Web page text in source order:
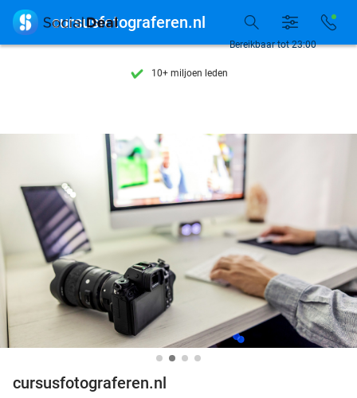
7 dagen per week beschikbaar
10+ miljoen leden
7 dagen per week beschikbaar
10+ miljoen leden
Bereikbaar tot 23:00
 cursusfotograferen.nl
cursusfotograferen.nl